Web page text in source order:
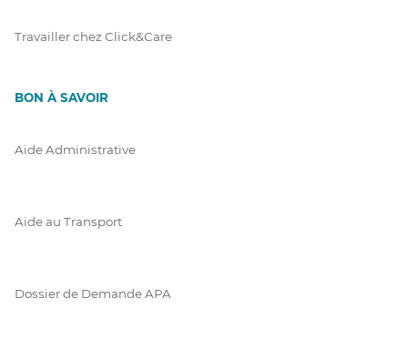
Travailler chez Click&Care
BON À SAVOIR
Aide Administrative
Aide au Transport
Dossier de Demande APA